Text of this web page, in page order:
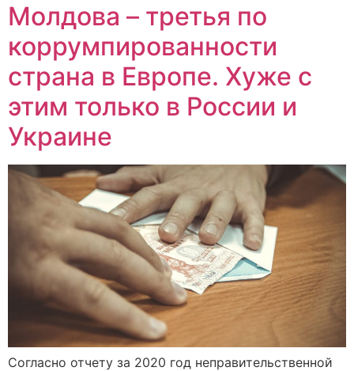
Молдова – третья по
коррумпированности
страна в Европе. Хуже с
этим только в России и
Украине
Согласно отчету за 2020 год неправительственной